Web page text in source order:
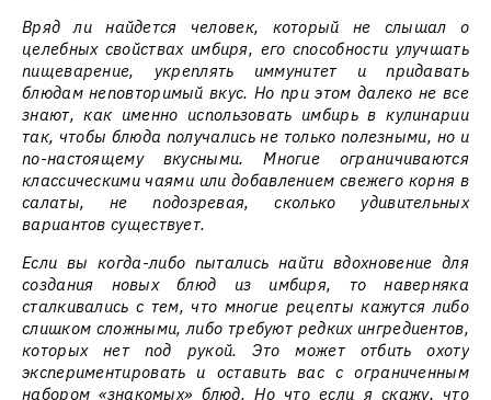
Вряд ли найдется человек, который не слышал о
целебных свойствах имбиря, его способности улучшать
пищеварение, укреплять иммунитет и придавать
блюдам неповторимый вкус. Но при этом далеко не все
знают, как именно использовать имбирь в кулинарии
так, чтобы блюда получались не только полезными, но и
по-настоящему вкусными. Многие ограничиваются
классическими чаями или добавлением свежего корня в
салаты, не подозревая, сколько удивительных
вариантов существует.
Если вы когда-либо пытались найти вдохновение для
создания новых блюд из имбиря, то наверняка
сталкивались с тем, что многие рецепты кажутся либо
слишком сложными, либо требуют редких ингредиентов,
которых нет под рукой. Это может отбить охоту
экспериментировать и оставить вас с ограниченным
набором «знакомых» блюд. Но что если я скажу, что